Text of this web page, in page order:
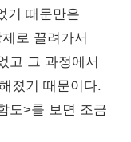
기 때문만은
로 끌려가서
고 그 과정에서
졌기 때문이다.
도>를 보면 조금